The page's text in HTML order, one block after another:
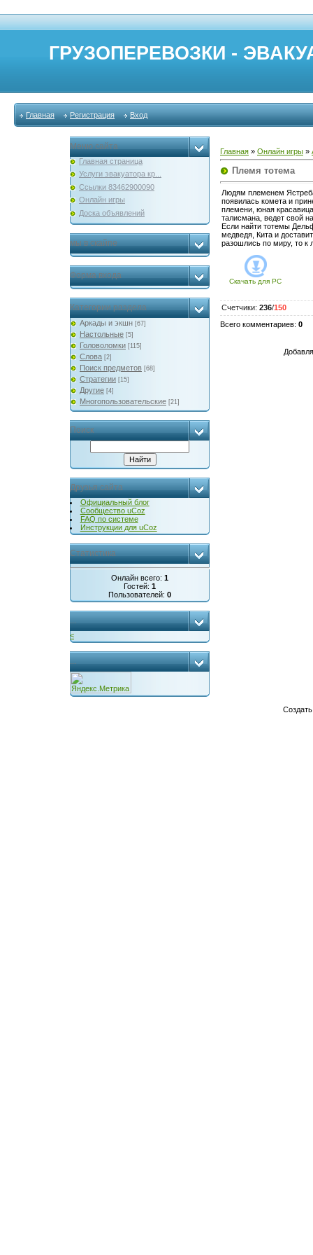
ГРУЗОПЕРЕВОЗКИ -
Главная Регистрация Вход
Меню сайта
Главная страница
Услуги эвакуатора кр...
Ссылки 83462900090
Онлайн игры
Доска объявлений
мы в скайпе
Форма входа
Категории раздела
Аркады и экшн [67]
Настольные [5]
Головоломки [115]
Слова [2]
Поиск предметов [68]
Стратегии [15]
Другие [4]
Многопользовательские [21]
Поиск
Друзья сайта
Официальный блог
Сообщество uCoz
FAQ по системе
Инструкции для uCoz
Статистика
Онлайн всего: 1
Гостей: 1
Пользователей: 0
...
<
...
Главная » Онлайн игры »
Племя тотема
Людям племенем
появилась комета и
племени, юная
талисмана, ведет свой
Если найти тотемы
медведя, Кита и
разошлись по миру, то к
Скачать для PC
Счетчики: 236/150
Всего комментариев: 0